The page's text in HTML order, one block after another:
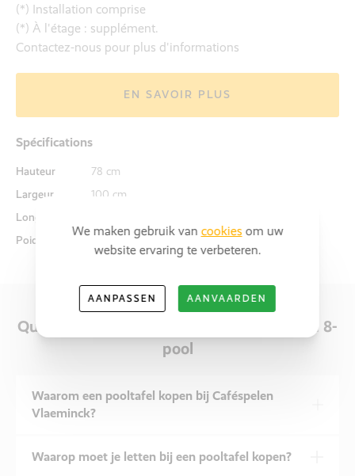
(*) Installation comprise
(*) À l'étage : supplément.
Contactez-nous pour plus d'informations
EN SAVOIR PLUS
Spécifications
Hauteur
78 cm
Largeur
100 cm
Longueur
Poids
230 kg
Questions fréquemment posées sur Billard 8-
pool
Waarom een pooltafel kopen bij Caféspelen
Vlaeminck?
Waarop moet je letten bij een pooltafel kopen?
We maken gebruik van cookies om uw
website ervaring te verbeteren.
AANPASSEN AANVAARDEN